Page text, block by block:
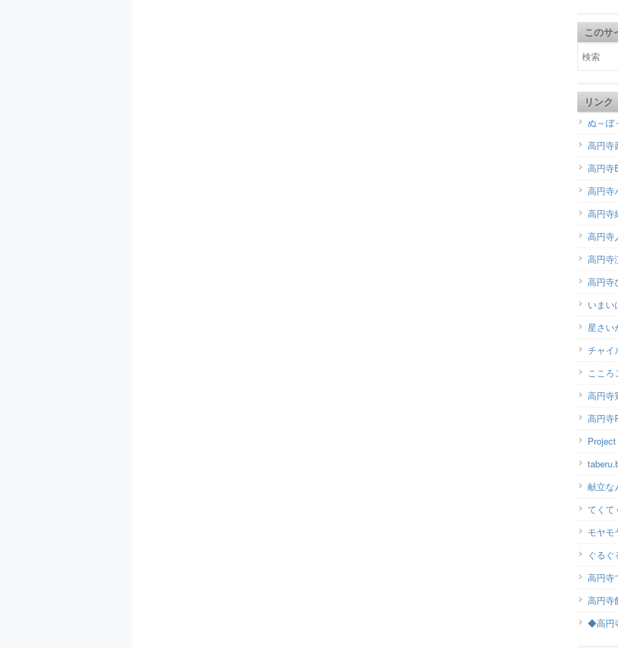
このサ
リンク
ぬ～ぼ
高円寺
高円寺
高円寺
高円寺
高円寺
高円寺
高円寺
いまい
星さい
チャイ
こころ
高円寺
高円寺
献立な
てくて
モヤモ
ぐる
高円寺
高円寺
◆高円